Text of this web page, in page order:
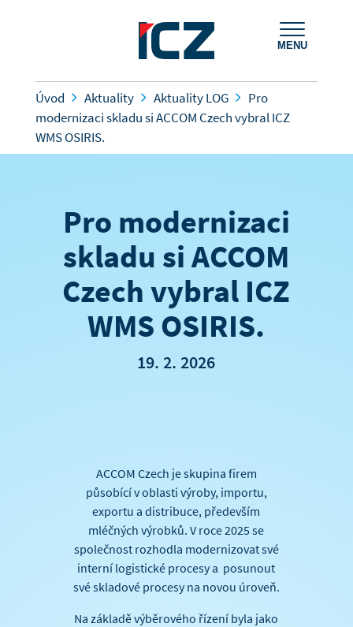
MENU
Úvod Aktuality Aktuality LOG
Pro
modernizaci skladu si ACCOM Czech vybral ICZ
WMS OSIRIS.
Pro modernizaci
skladu si ACCOM
Czech vybral ICZ
WMS OSIRIS.
19. 2. 2026
ACCOM Czech je skupina firem
působící v oblasti výroby, importu,
exportu a distribuce, především
mléčných výrobků. V roce 2025 se
společnost rozhodla modernizovat své
interní logistické procesy a posunout
své skladové procesy na novou úroveň.
Na základě výběrového řízení byla jako